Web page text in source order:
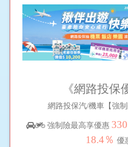
《網路投保
網路投保汽/機車【強制
強制險最高享優惠 330
18.4％ 優